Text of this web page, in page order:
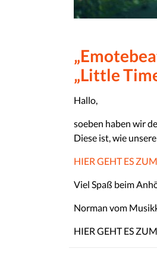
„Little
Hallo,
soeben haben wir
Diese ist, wie
HIER GEHT ES
Viel Spaß beim
Norman vom
HIER GEHT ES